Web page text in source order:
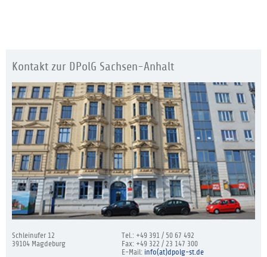
Kontakt zur DPolG Sachsen-Anhalt
Schleinufer 12
39104 Magdeburg
Tel.: +49 391 / 50 67 492
Fax: +49 322 / 23 147 300
E-Mail: info(at)dpolg-st.de